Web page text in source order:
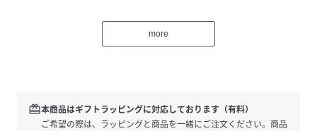
・インナーグローブとしても使用可能
EUROSサイズ、シューズ：UKサイズとなります。
more
redeem本商品はギフトラッピングに対応しております（有料）
ご希望の際は、ラッピングと商品を一緒にご注文ください。商品